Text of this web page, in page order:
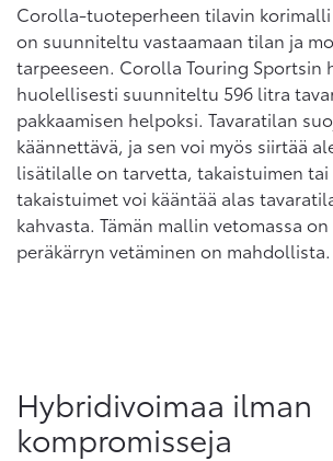
Corolla-tuoteperheen tilavin korimalli
on suunniteltu vastaamaan tilan ja
tarpeeseen. Corolla Touring Sportsin
huolellisesti suunniteltu 596 litra
pakkaamisen helpoksi. Tavaratilan
käännettävä, ja sen voi myös siirtää
lisätilalle on tarvetta, takaistuimen tai
takaistuimet voi kääntää alas
kahvasta. Tämän mallin vetomassa
peräkärryn vetäminen on mahdollista.
Hybridivoimaa ilman
kompromisseja